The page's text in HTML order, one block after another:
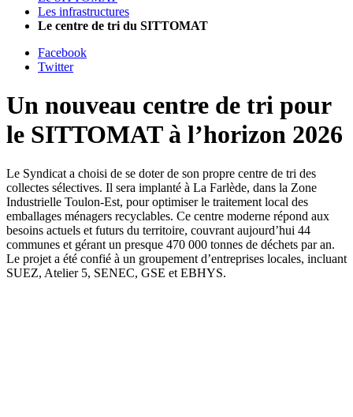
Les infrastructures
Le centre de tri du SITTOMAT
Facebook
Twitter
Un nouveau centre de tri pour
le SITTOMAT à l’horizon 2026
Le Syndicat a choisi de se doter de son propre centre de tri des
collectes sélectives. Il sera implanté à La Farlède, dans la Zone
Industrielle Toulon-Est, pour optimiser le traitement local des
emballages ménagers recyclables. Ce centre moderne répond aux
besoins actuels et futurs du territoire, couvrant aujourd’hui 44
communes et gérant un presque 470 000 tonnes de déchets par an.
Le projet a été confié à un groupement d’entreprises locales, incluant
SUEZ, Atelier 5, SENEC, GSE et EBHYS.